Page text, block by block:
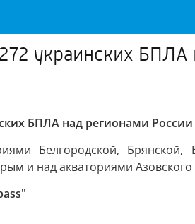
украинских
БПЛА над регионами
Белгородской, Брянской,
и над акваториями